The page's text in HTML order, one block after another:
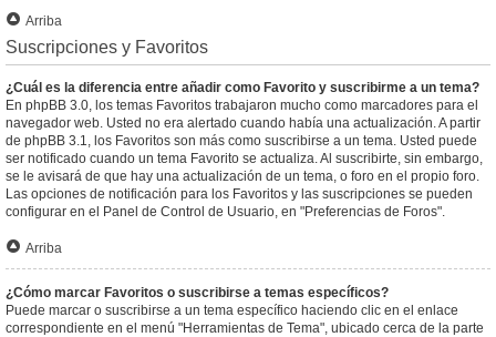
Arriba
Suscripciones y Favoritos
¿Cuál es la diferencia entre añadir como Favorito y suscribirme a un tema?
En phpBB 3.0, los temas Favoritos trabajaron mucho como marcadores para el
navegador web. Usted no era alertado cuando había una actualización. A partir
de phpBB 3.1, los Favoritos son más como suscribirse a un tema. Usted puede
ser notificado cuando un tema Favorito se actualiza. Al suscribirte, sin embargo,
se le avisará de que hay una actualización de un tema, o foro en el propio foro.
Las opciones de notificación para los Favoritos y las suscripciones se pueden
configurar en el Panel de Control de Usuario, en "Preferencias de Foros".
Arriba
¿Cómo marcar Favoritos o suscribirse a temas específicos?
Puede marcar o suscribirse a un tema específico haciendo clic en el enlace
correspondiente en el menú "Herramientas de Tema", ubicado cerca de la parte